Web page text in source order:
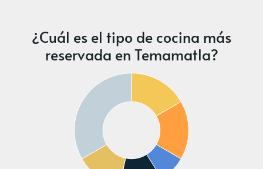
¿Cuál es el tipo de cocina más
reservada en Temamatla?